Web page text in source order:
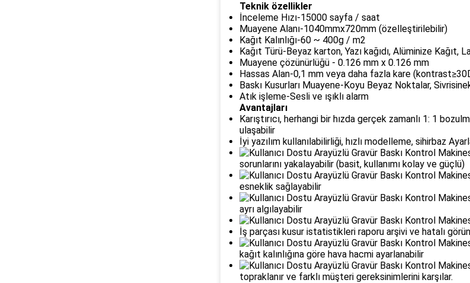
Teknik özellikler
İnceleme Hızı-15000 sayfa / saat
Muayene Alanı-1040mmx720mm (özelleştirilebilir)
Kağıt Kalınlığı-60 ~ 400g / m2
Kağıt Türü-Beyaz karton, Yazı kağıdı, Alüminize Kağıt,
Muayene çözünürlüğü - 0.126 mm x 0.126 mm
Hassas Alan-0,1 mm veya daha fazla kare
Baskı Kusurları Muayene-Koyu Beyaz Noktalar,
Atık işleme-Sesli ve ışıklı alarm
Avantajları
Karıştırıcı, herhangi bir hızda gerçek zamanlı 1: 1
ulaşabilir
İyi yazılım kullanılabilirliği, hızlı modelleme, sihirbaz
sorunlarını yakalayabilir (basit, kullanımı kolay ve güçlü)
esneklik sağlayabilir
ayrı algılayabilir
İş parçası kusur istatistikleri raporu arşivi ve hatalı
kağıt kalınlığına göre hava hacmi ayarlanabilir
topraklanır ve farklı müşteri gereksinimlerini karşılar.